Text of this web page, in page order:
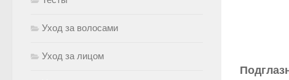
Уход за волосами
Уход за лицом